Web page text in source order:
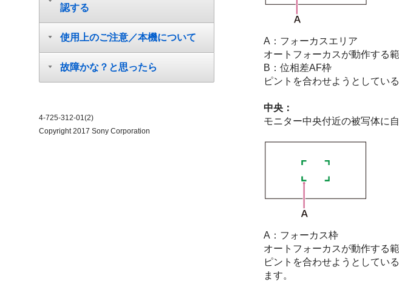
A：フォーカスエリア
オートフォーカスが動作する
B：位相差AF枠
ピントを合わせようとしてい
中央：
モニター中央付近の被写体に
A：フォーカス枠
オートフォーカスが動作する
ピントを合わせようとしてい
ます。
認する
使用上のご注意／本機について
故障かな？と思ったら
4-725-312-01(2)
Copyright 2017 Sony Corporation